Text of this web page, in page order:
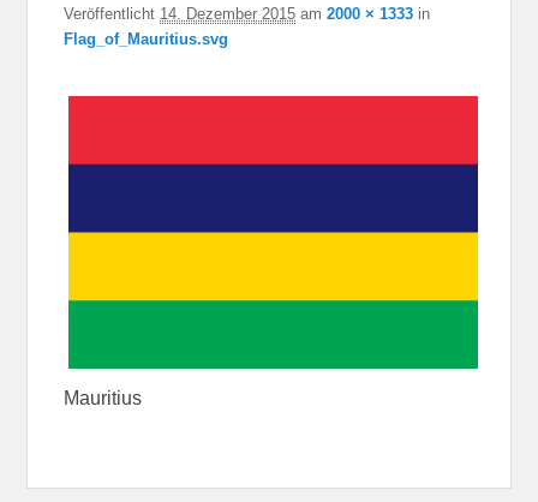
Veröffentlicht 14. Dezember 2015 am2000 × 1333 in
Flag_of_Mauritius.svg
Mauritius